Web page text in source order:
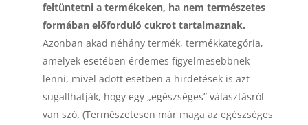
feltüntetni a termékeken, ha nem természetes
formában előforduló cukrot tartalmaznak.
Azonban akad néhány termék, termékkategória,
amelyek esetében érdemes figyelmesebbnek
lenni, mivel adott esetben a hirdetések is azt
sugallhatják, hogy egy „egészséges” választásról
van szó. (Természetesen már maga az egészséges